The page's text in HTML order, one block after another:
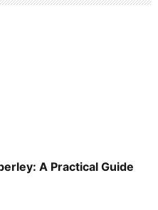
A Practical Guide